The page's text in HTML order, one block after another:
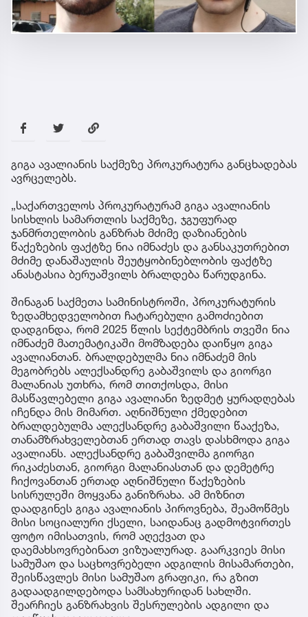
გიგა ავალიანის საქმეზე პროკურატურა განცხადებას
ავრცელებს.
„საქართველოს პროკურატურამ გიგა ავალიანის
სისხლის სამართლის საქმეზე, ჯგუფურად
ჯანმრთელობის განზრახ მძიმე დაზიანების
წაქეზების ფაქტზე ნია იმნაძეს და განსაკუთრებით
მძიმე დანაშაულის შეუტყობინებლობის ფაქტზე
ანასტასია ბერუაშვილს ბრალდება წარუდგინა.
შინაგან საქმეთა სამინისტროში, პროკურატურის
ზედამხედველობით ჩატარებული გამოძიებით
დადგინდა, რომ 2025 წლის სექტემბრის თვეში ნია
იმნაძემ მათემატიკაში მომზადება დაიწყო გიგა
ავალიანთან. ბრალდებულმა ნია იმნაძემ მის
მეგობრებს ალექსანდრე გაბაშვილს და გიორგი
მალანიას უთხრა, რომ თითქოსდა, მისი
მასწავლებელი გიგა ავალიანი ზედმეტ ყურადღებას
იჩენდა მის მიმართ. აღნიშნული ქმედებით
ბრალდებულმა ალექსანდრე გაბაშვილი წააქეზა,
თანამზრახველებთან ერთად თავს დასხმოდა გიგა
ავალიანს. ალექსანდრე გაბაშვილმა გიორგი
რიკაძესთან, გიორგი მალანიასთან და დემეტრე
ჩიქოვანთან ერთად აღნიშნული წაქეზების
სისრულეში მოყვანა განიზრახა. ამ მიზნით
დაადგინეს გიგა ავალიანის პიროვნება, შეამოწმეს
მისი სოციალური ქსელი, საიდანაც გადმოტვირთეს
ფოტო იმისათვის, რომ აღექვათ და
დაემახსოვრებინათ ვიზუალურად. გაარკვიეს მისი
სამუშაო და საცხოვრებელი ადგილის მისამართები,
შეისწავლეს მისი სამუშაო გრაფიკი, რა გზით
გადაადგილდებოდა სამსახურიდან სახლში.
შეარჩიეს განზრახვის შესრულების ადგილი და